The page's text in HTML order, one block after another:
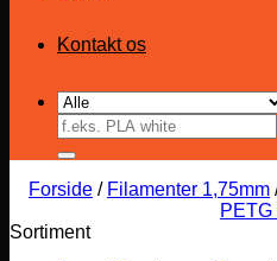
Kontakt os
Søg
efter:
Forside / Filamenter 1,75mm
PETG
Sortiment